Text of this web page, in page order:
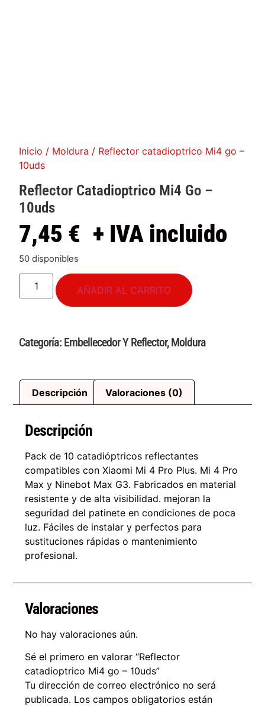
Inicio / Moldura / Reflector catadioptrico Mi4 go –
10uds
Reflector Catadioptrico Mi4 Go –
10uds
7,45 € + IVA incluido
50 disponibles
AÑADIR AL CARRITO
Categoría: Embellecedor Y Reflector,Moldura
Descripción Valoraciones (0)
Descripción
Pack de 10 catadióptricos reflectantes
compatibles con Xiaomi Mi 4 Pro Plus. Mi 4 Pro
Max y Ninebot Max G3. Fabricados en material
resistente y de alta visibilidad. mejoran la
seguridad del patinete en condiciones de poca
luz. Fáciles de instalar y perfectos para
sustituciones rápidas o mantenimiento
profesional.
Valoraciones
No hay valoraciones aún.
Sé el primero en valorar “Reflector
catadioptrico Mi4 go – 10uds”
Tu dirección de correo electrónico no será
publicada. Los campos obligatorios están